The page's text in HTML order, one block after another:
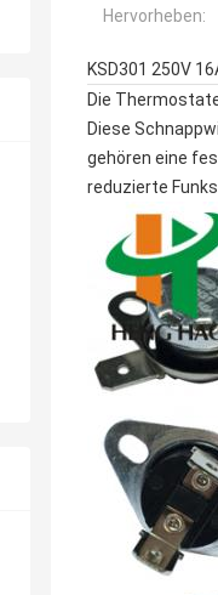
Hervorheben:
KSD301 250V
Die
Diese
gehören eine
reduzierte